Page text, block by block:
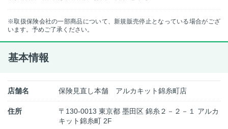
※取扱保険会社の一部商品について、新規販売停止となっている場合がござ
います。予めご了承ください。
基本情報
店舗名 保険見直し本舗 アルカキット錦糸町店
住所
〒130-0013 東京都 墨田区 錦糸２－２－１ アルカ
キット錦糸町 2F